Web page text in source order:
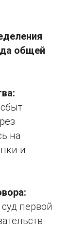
общей
на
и
первой